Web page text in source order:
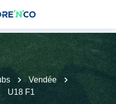
Vendée
U18 F1